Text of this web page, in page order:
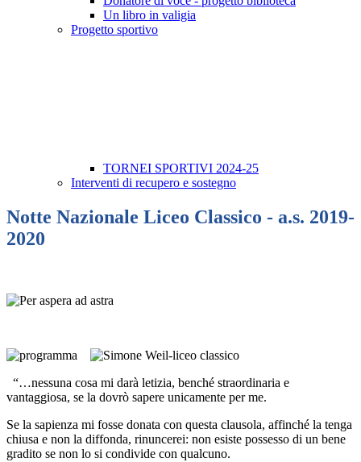
Un libro in valigia
Progetto sportivo
TORNEI SPORTIVI 2024-25
Interventi di recupero e sostegno
Notte Nazionale Liceo Classico - a.s. 2019-
2020
“…nessuna cosa mi darà letizia, benché straordinaria e
vantaggiosa, se la dovrò sapere unicamente per me.
Se la sapienza mi fosse donata con questa clausola, affinché la tenga
chiusa e non la diffonda, rinuncerei: non esiste possesso di un bene
gradito se non lo si condivide con qualcuno.